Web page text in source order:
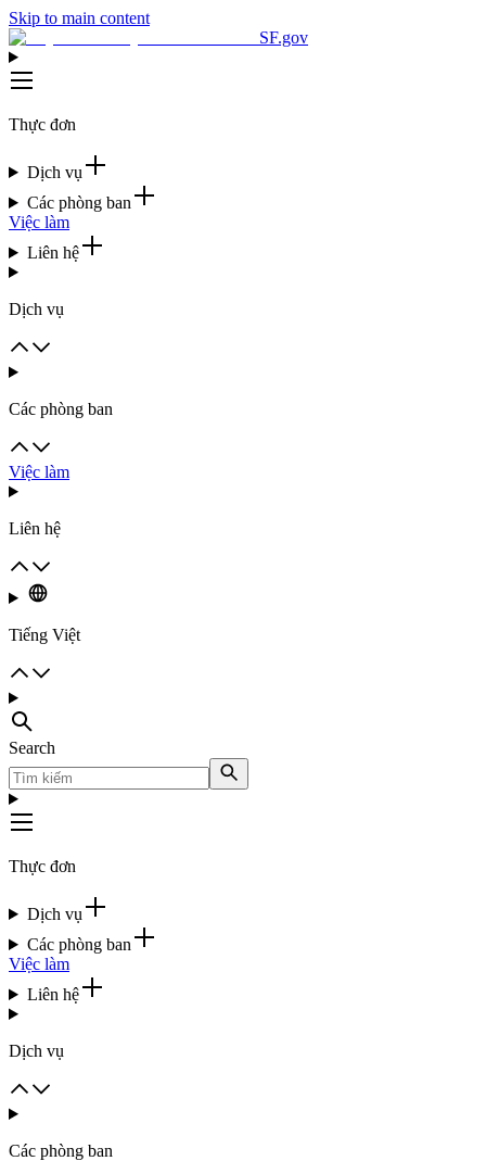
Skip to main content
SF.gov
Thực đơn
Dịch vụ
Các phòng ban
Việc làm
Liên hệ
Dịch vụ
Các phòng ban
Việc làm
Liên hệ
Tiếng Việt
Search
Thực đơn
Dịch vụ
Các phòng ban
Việc làm
Liên hệ
Dịch vụ
Các phòng ban